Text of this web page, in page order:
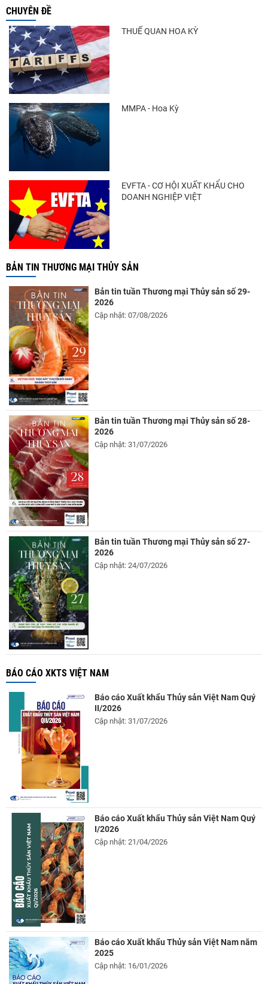
CHUYÊN ĐỀ
THUẾ QUAN HOA KỲ
MMPA - Hoa Kỳ
EVFTA - CƠ HỘI XUẤT KHẨU CHO
DOANH NGHIỆP VIỆT
BẢN TIN THƯƠNG MẠI THỦY SẢN
Bản tin tuần Thương mại Thủy sản số 29-
2026
Cập nhật: 07/08/2026
Bản tin tuần Thương mại Thủy sản số 28-
2026
Cập nhật: 31/07/2026
Bản tin tuần Thương mại Thủy sản số 27-
2026
Cập nhật: 24/07/2026
BÁO CÁO XKTS VIỆT NAM
Báo cáo Xuất khẩu Thủy sản Việt Nam Quý
II/2026
Cập nhật: 31/07/2026
Báo cáo Xuất khẩu Thủy sản Việt Nam Quý
I/2026
Cập nhật: 21/04/2026
Báo cáo Xuất khẩu Thủy sản Việt Nam năm
2025
Cập nhật: 16/01/2026